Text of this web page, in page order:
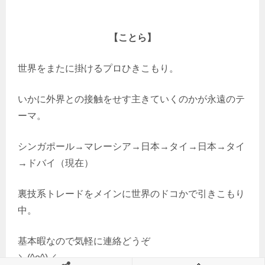
【ことら】
世界をまたに掛けるプロひきこもり。
いかに外界との接触をせす主きていくのかが永遠のテ
ーマ。
シンガポール→マレーシア→日本→タイ→日本→タイ
→ドバイ（現在）
裏技系トレードをメインに世界のドコかで引きこもり
中。
基本暇なので気軽に連絡どうぞ
＼(^o^)／